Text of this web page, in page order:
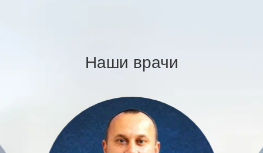
Наши врачи